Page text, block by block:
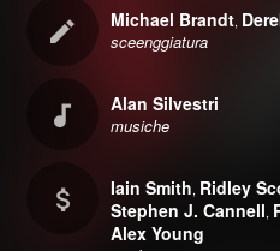
Michael Brandt,
sceenggiatura
Alan Silvestri
musiche
Iain Smith, Ridley
Stephen J. Cannell,
Alex Young